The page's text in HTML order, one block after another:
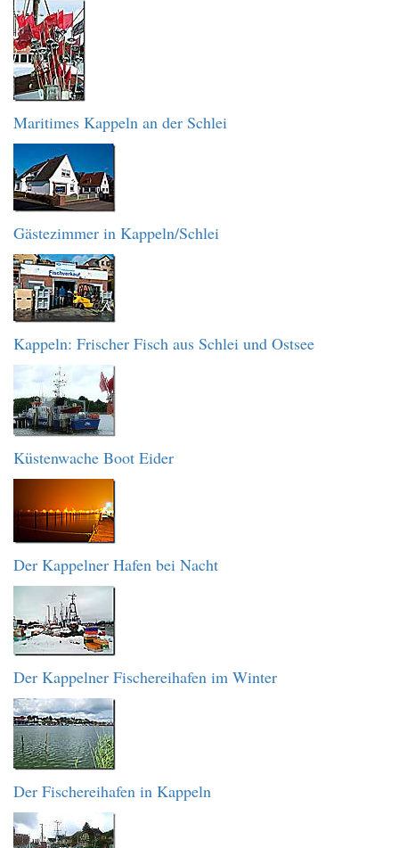
Maritimes Kappeln an der Schlei
Gästezimmer in Kappeln/Schlei
Kappeln: Frischer Fisch aus Schlei und Ostsee
Küstenwache Boot Eider
Der Kappelner Hafen bei Nacht
Der Kappelner Fischereihafen im Winter
Der Fischereihafen in Kappeln